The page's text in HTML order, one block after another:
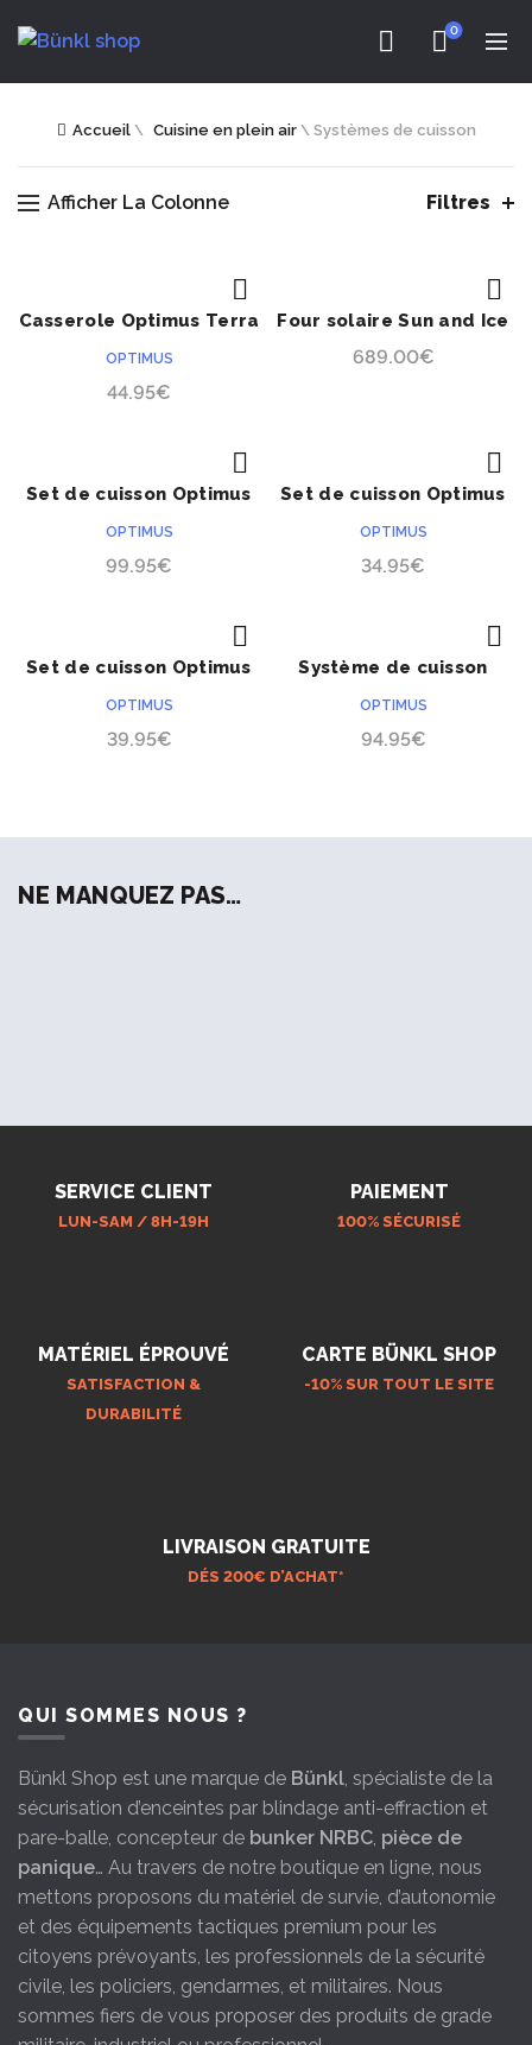
0
Accueil\ Cuisine en plein air\ Systèmes de cuisson
Afficher La Colonne Filtres
ACHETER
Casserole Optimus Terra
OPTIMUS
44.95€
ACHETER
Four solaire Sun and Ice
Premium14
689.00€
ACHETER
Set de cuisson Optimus
OPTIMUS
99.95€
ACHETER
Set de cuisson Optimus
OPTIMUS
34.95€
ACHETER
Set de cuisson Optimus
OPTIMUS
39.95€
ACHETER
Système de cuisson
OPTIMUS
94.95€
NE MANQUEZ PAS…
SERVICE CLIENT
LUN-SAM / 8H-19H
PAIEMENT
100% SÉCURISÉ
MATÉRIEL ÉPROUVÉ
SATISFACTION &
DURABILITÉ
CARTE BÜNKL SHOP
-10% SUR TOUT LE SITE
LIVRAISON GRATUITE
DÉS 200€ D’ACHAT*
QUI SOMMES NOUS ?
Bünkl Shop est une marque de Bünkl, spécialiste de la
sécurisation d’enceintes par blindage anti-effraction et
pare-balle, concepteur de bunker NRBC, pièce de
panique… Au travers de notre boutique en ligne, nous
mettons proposons du matériel de survie, d’autonomie
et des équipements tactiques premium pour les
citoyens prévoyants, les professionnels de la sécurité
civile, les policiers, gendarmes, et militaires. Nous
sommes fiers de vous proposer des produits de grade